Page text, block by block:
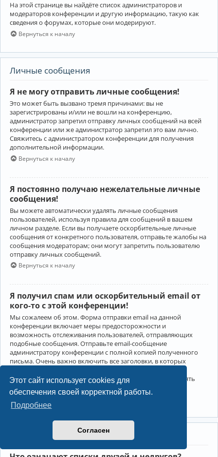
Этот сайт использует cookies для
обеспечения своей корректной работы.
Подробнее
Согласен
На этой странице вы найдёте список администраторов и
модераторов конференции и другую информацию, такую как
сведения о форумах, которые они модерируют.
Вернуться к началу
Личные сообщения
Я не могу отправить личные сообщения!
Это может быть вызвано тремя причинами: вы не
зарегистрированы и/или не вошли на конференцию,
администратор запретил отправку личных сообщений на всей
конференции или же администратор запретил это вам лично.
Свяжитесь с администратором конференции для получения
дополнительной информации.
Вернуться к началу
Я постоянно получаю нежелательные личные
сообщения!
Вы можете автоматически удалять личные сообщения
пользователей, используя правила для сообщений в вашем
личном разделе. Если вы получаете оскорбительные личные
сообщения от конкретного пользователя, отправьте жалобы на
сообщения модераторам; они могут запретить пользователю
отправку личных сообщений.
Вернуться к началу
Я получил спам или оскорбительный email от
кого-то с этой конференции!
Мы сожалеем об этом. Форма отправки email на данной
конференции включает меры предосторожности и
возможность отслеживания пользователей, отправляющих
подобные сообщения. Отправьте email-сообщение
администратору конференции с полной копией полученного
письма. Очень важно включить все заголовки, в которых
Администратор конференции сможет в этом случае принять
меры.
Друзья и недруги